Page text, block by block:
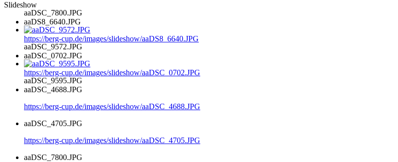
aaDSC_7800.JPG
aaDSC_9572.JPG
aaDSC_9595.JPG
Slideshow
aaDS8_6640.JPG
https://berg-cup.de/images/slideshow/aaDS8_6640.JPG
aaDSC_0702.JPG
https://berg-cup.de/images/slideshow/aaDSC_0702.JPG
aaDSC_4688.JPG
https://berg-cup.de/images/slideshow/aaDSC_4688.JPG
aaDSC_4705.JPG
https://berg-cup.de/images/slideshow/aaDSC_4705.JPG
aaDSC_7800.JPG